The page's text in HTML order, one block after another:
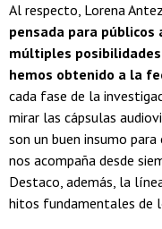
Al respecto, Lorena
pensada para públicos
múltiples
hemos obtenido a la
cada fase de la
mirar las cápsulas
son un buen insumo
nos acompaña desde
Destaco, además, la
hitos fundamentales de